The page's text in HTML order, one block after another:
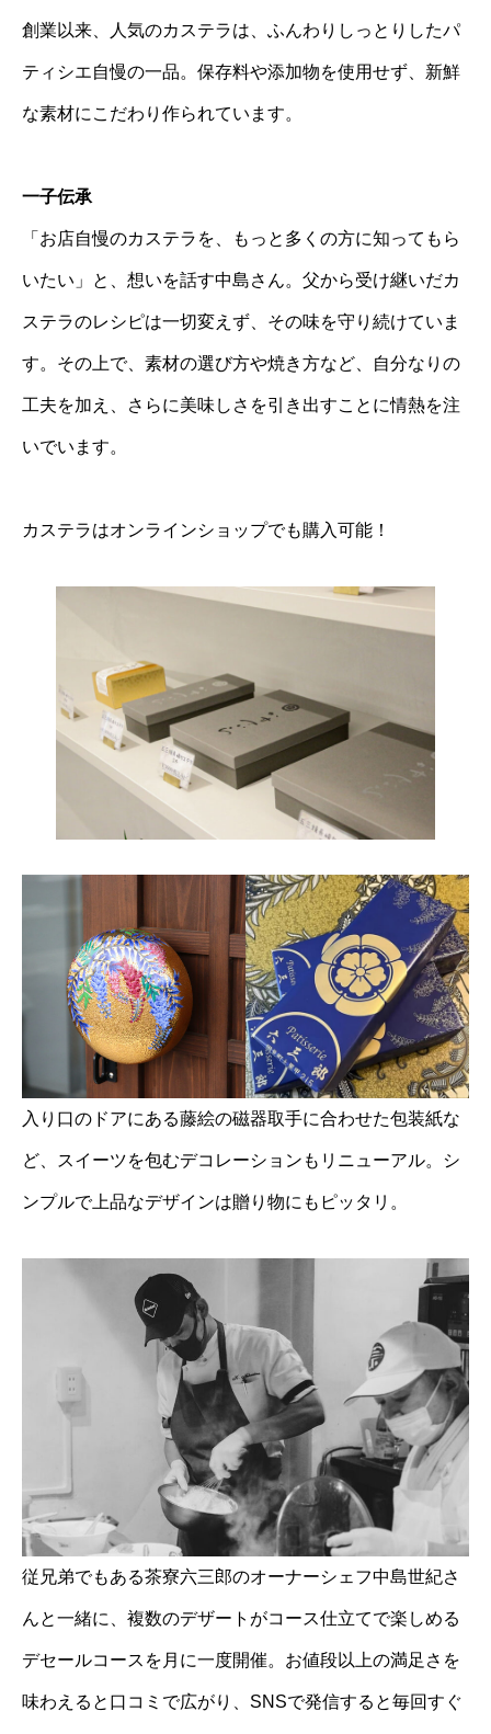
創業以来、人気のカステラは、ふんわりしっとりしたパ
ティシエ自慢の一品。保存料や添加物を使用せず、新鮮
な素材にこだわり作られています。
一子伝承
「お店自慢のカステラを、もっと多くの方に知ってもら
いたい」と、想いを話す中島さん。父から受け継いだカ
ステラのレシピは一切変えず、その味を守り続けていま
す。その上で、素材の選び方や焼き方など、自分なりの
工夫を加え、さらに美味しさを引き出すことに情熱を注
いでいます。
カステラはオンラインショップでも購入可能！
入り口のドアにある藤絵の磁器取手に合わせた包装紙な
ど、スイーツを包むデコレーションもリニューアル。シ
ンプルで上品なデザインは贈り物にもピッタリ。
従兄弟でもある茶寮六三郎のオーナーシェフ中島世紀さ
んと一緒に、複数のデザートがコース仕立てで楽しめる
デセールコースを月に一度開催。お値段以上の満足さを
味わえると口コミで広がり、SNSで発信すると毎回すぐ